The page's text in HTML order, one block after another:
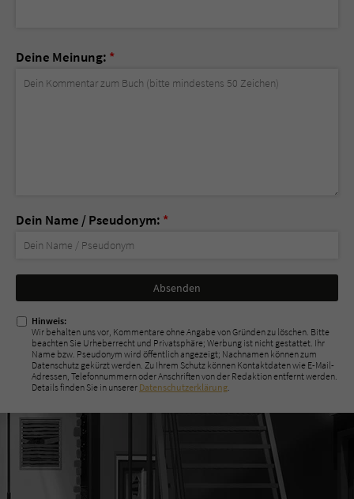
Deine Meinung: *
Dein Name / Pseudonym: *
Nicht
ausfüllen!
Hinweis:
Wir behalten uns vor, Kommentare ohne Angabe von Gründen zu löschen. Bitte
beachten Sie Urheberrecht und Privatsphäre; Werbung ist nicht gestattet. Ihr
Name bzw. Pseudonym wird öffentlich angezeigt; Nachnamen können zum
Datenschutz gekürzt werden. Zu Ihrem Schutz können Kontaktdaten wie E-Mail-
Adressen, Telefonnummern oder Anschriften von der Redaktion entfernt werden.
Details finden Sie in unserer Datenschutzerklärung